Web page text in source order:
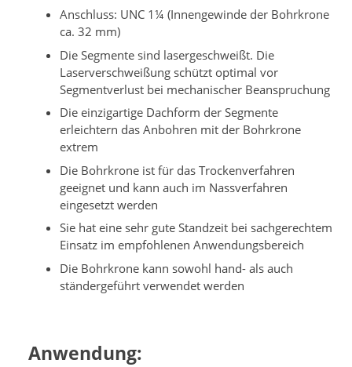
Anschluss: UNC 1¼ (Innengewinde der Bohrkrone
ca. 32 mm)
Die Segmente sind lasergeschweißt. Die
Laserverschweißung schützt optimal vor
Segmentverlust bei mechanischer Beanspruchung
Die einzigartige Dachform der Segmente
erleichtern das Anbohren mit der Bohrkrone
extrem
Die Bohrkrone ist für das Trockenverfahren
geeignet und kann auch im Nassverfahren
eingesetzt werden
Sie hat eine sehr gute Standzeit bei sachgerechtem
Einsatz im empfohlenen Anwendungsbereich
Die Bohrkrone kann sowohl hand- als auch
ständergeführt verwendet werden
Anwendung: